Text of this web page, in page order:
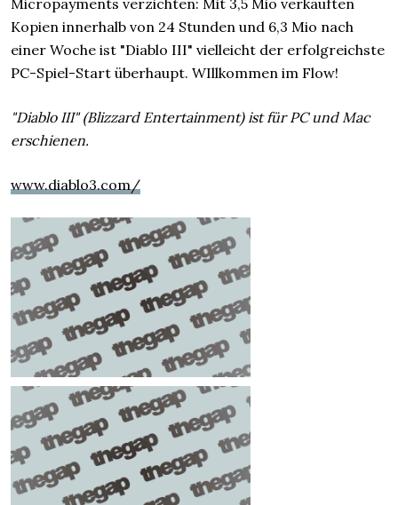
Micropayments verzichten: Mit 3,5 Mio verkauften
Kopien innerhalb von 24 Stunden und 6,3 Mio nach
einer Woche ist "Diablo III" vielleicht der erfolgreichste
PC-Spiel-Start überhaupt. WIllkommen im Flow!
"Diablo III" (Blizzard Entertainment) ist für PC und Mac
erschienen.
www.diablo3.com/